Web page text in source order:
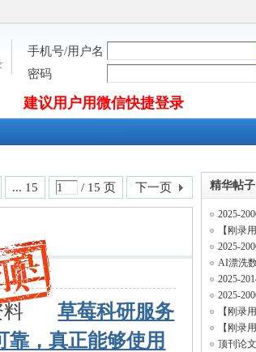
手机号/用户名
密码
建议用户用微信快捷登录
... 15 / 15 页 下一页
草莓科研服务
靠，真正能够使用
精华帖子